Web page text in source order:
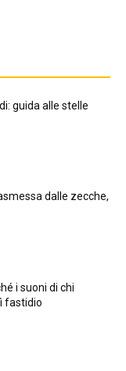
guida alle stelle
dalle zecche,
i suoni di chi
fastidio